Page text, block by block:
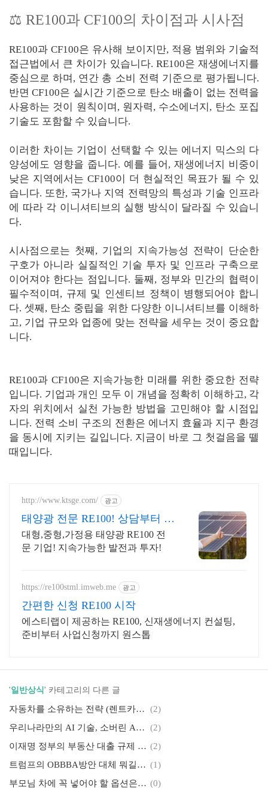
⚖️ RE100과 CF100의 차이점과 시사점
RE100과 CF100은 유사해 보이지만, 적용 범위와 기술적
접근법에서 큰 차이가 있습니다. RE100은 재생에너지를
중심으로 하며, 연간 총 소비 전력 기준으로 평가됩니다.
반면 CF100은 실시간 기준으로 탄소 배출이 없는 전력을
사용하는 것이 원칙이며, 원자력, 수소에너지, 탄소 포집
기술도 포함할 수 있습니다.
이러한 차이는 기업이 선택할 수 있는 에너지 믹스의 다
양성에도 영향을 줍니다. 예를 들어, 재생에너지 비중이
낮은 지역에서는 CF100이 더 현실적인 목표가 될 수 있
습니다. 또한, 국가나 지역 전력망의 특성과 기술 인프라
에 따라 각 이니셔티브의 실행 방식이 달라질 수 있습니
다.
시사점으로는 첫째, 기업의 지속가능성 전략이 단순한
구호가 아니라 실질적인 기술 투자 및 인프라 구축으로
이어져야 한다는 점입니다. 둘째, 정부와 민간의 협력이
필수적이며, 규제 및 인센티브 정책이 병행되어야 합니
다. 셋째, 탄소 중립을 위한 다양한 이니셔티브를 이해하
고, 기업 규모와 업종에 맞는 전략을 세우는 것이 중요합
니다.
RE100과 CF100은 지속가능한 미래를 위한 중요한 전략
입니다. 기업과 개인 모두 이 개념을 정확히 이해하고, 각
자의 위치에서 실천 가능한 방법을 고민해야 할 시점입
니다. 전력 소비 구조의 전환은 에너지 효율과 지구 환경
을 동시에 지키는 길입니다. 지금이 바로 그 첫걸음을 뗄
때입니다.
http://www.ktsge.com/ 광고
태양광 전문 RE100! 상담부터 직
접 시공 관리업체
대형,중형,가정용 태양광 RE100 전
문 기업! 지속가능한 발전과 투자!
https://re100stml.imweb.me 광고
간편한 신청 RE100 시작
에스티랩이 제공하는 RE100, 신재생에너지 컨설팅,
준비부터 사업신청까지 원스톱
'일반상식' 카테고리의 다른 글
자동차를 소유하는 전략 (렌트카, 리스, 중고차 구매)
(2)
우리나라만의 AI 기술, 소버린 AI, AI 주권
(2)
이재명 정부의 부동산 대출 규제 정책과 집중 단속 동향 (2)
트럼프의 OBBBA방안 대체 뭐길래? 우리 경제에 미칠 영향은? (1)
부모님 차에 꼭 넣어야 할 옵션은? 고령자 교통사고 예방 첨단기술 소개 (0)